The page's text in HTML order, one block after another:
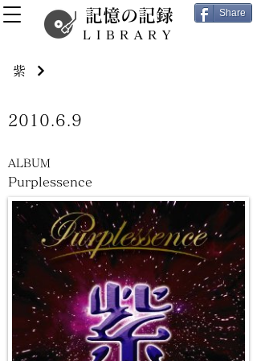
記憶の記録
LIBRARY
Share
Purplessence
紫
2010.6.9
ALBUM